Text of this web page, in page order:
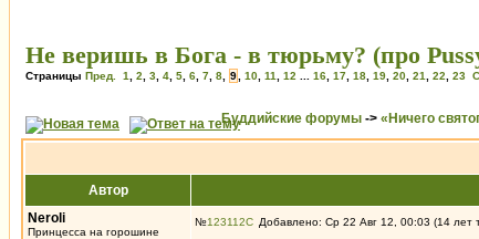
Не веришь в Бога - в тюрьму? (про
Страницы Пред. 1 2 3 4 5 6 7 8 9 10 11 12 16 17 18 19 20 21 22 23
Буддийские форумы -> «Ничего
Автор
Neroli
Принцесса на горошине
№123112 Добавлено: Ср 22 Авг 12, 00:03 (14 лет